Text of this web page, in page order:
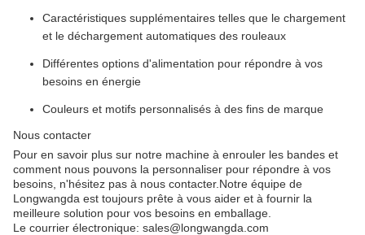
Caractéristiques supplémentaires telles que le chargement
et le déchargement automatiques des rouleaux
Différentes options d'alimentation pour répondre à vos
besoins en énergie
Couleurs et motifs personnalisés à des fins de marque
Nous contacter
Pour en savoir plus sur notre machine à enrouler les bandes et
comment nous pouvons la personnaliser pour répondre à vos
besoins, n'hésitez pas à nous contacter.Notre équipe de
Longwangda est toujours prête à vous aider et à fournir la
meilleure solution pour vos besoins en emballage.
Le courrier électronique: sales@longwangda.com